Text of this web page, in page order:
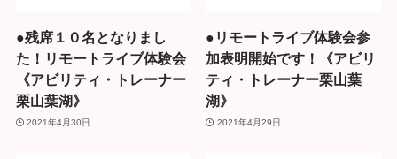
●残席１０名となりまし
た！リモートライブ体験会
《アビリティ・トレーナー
栗山葉湖》
2021年4月30日
●リモートライブ体験会参
加表明開始です！《アビリ
ティ・トレーナー栗山葉
湖》
2021年4月29日